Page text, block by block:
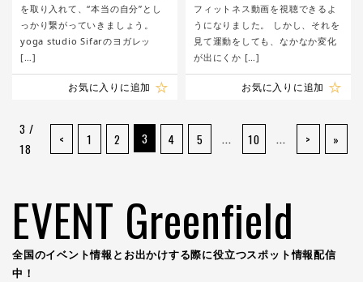
を取り入れて、“本当の自分”とし
っかり繋がっていきましょう。
yoga studio Sifarのヨガレッ
[…]
お気に入りに追加
フィットネス動画を視聴できるよ
うになりました。 しかし、それを
見て運動をしても、なかなか変化
が出にくか […]
お気に入りに追加
3 /
18
< 1 2 3 4 5 ... 10 ... > »
EVENT Greenfield
全国のイベント情報とお出かけする際に役立つスポット情報配信
中！